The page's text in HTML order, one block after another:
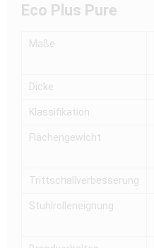
Eco Plus Pure
Maße
Dicke
Klassifikation
Flächengewicht
Trittschallverbesserung
Stuhlrolleneignung